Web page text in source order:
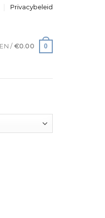
Privacybeleid
/ €0.00 0